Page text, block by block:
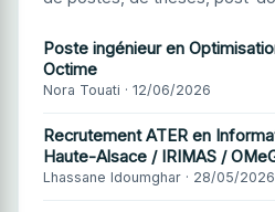
Poste ingénieur en
Octime
Nora Touati · 12/06/2026
Recrutement ATER en
Haute-Alsace / IRIMAS /
Lhassane Idoumghar · 28/05/2026